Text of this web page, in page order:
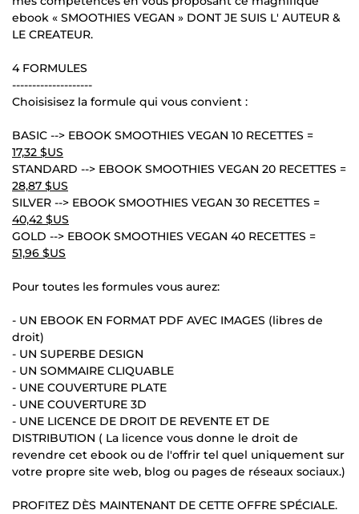
ebook « SMOOTHIES VEGAN » DONT JE SUIS L' AUTEUR &
LE CREATEUR.
4 FORMULES
--------------------
Choisisisez la formule qui vous convient :
BASIC --> EBOOK SMOOTHIES VEGAN 10 RECETTES =
17,32 $US
STANDARD --> EBOOK SMOOTHIES VEGAN 20 RECETTES =
28,87 $US
SILVER --> EBOOK SMOOTHIES VEGAN 30 RECETTES =
40,42 $US
GOLD --> EBOOK SMOOTHIES VEGAN 40 RECETTES =
51,96 $US
Pour toutes les formules vous aurez:
- UN EBOOK EN FORMAT PDF AVEC IMAGES (libres de
droit)
- UN SUPERBE DESIGN
- UN SOMMAIRE CLIQUABLE
- UNE COUVERTURE PLATE
- UNE COUVERTURE 3D
- UNE LICENCE DE DROIT DE REVENTE ET DE
DISTRIBUTION ( La licence vous donne le droit de
revendre cet ebook ou de l'offrir tel quel uniquement sur
votre propre site web, blog ou pages de réseaux sociaux.)
PROFITEZ DÈS MAINTENANT DE CETTE OFFRE SPÉCIALE.